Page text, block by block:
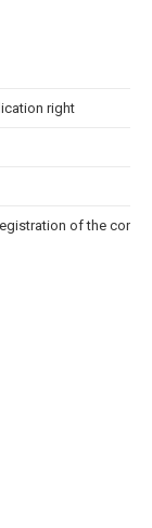
right
of the